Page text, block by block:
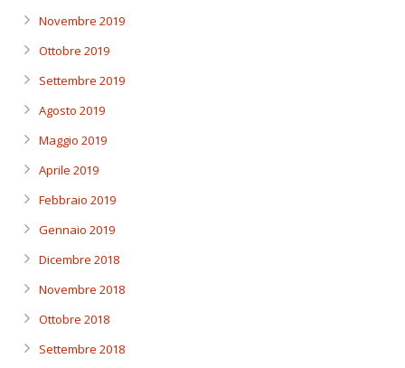
Novembre 2019
Ottobre 2019
Settembre 2019
Agosto 2019
Maggio 2019
Aprile 2019
Febbraio 2019
Gennaio 2019
Dicembre 2018
Novembre 2018
Ottobre 2018
Settembre 2018